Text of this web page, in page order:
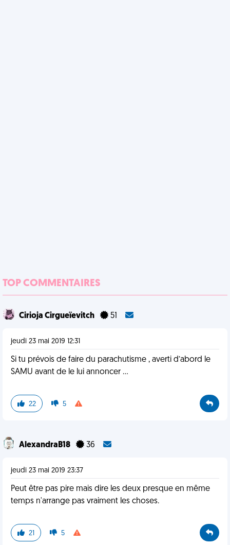
TOP COMMENTAIRES
Cirioja Cirgueïevitch 51
jeudi 23 mai 2019 12:31
Si tu prévois de faire du parachutisme , averti d’abord le
SAMU avant de le lui annoncer ...
22 5
AlexandraB18 36
jeudi 23 mai 2019 23:37
Peut être pas pire mais dire les deux presque en même
temps n'arrange pas vraiment les choses.
21 5